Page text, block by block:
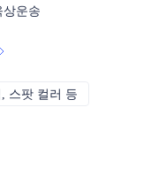
상운송
스팟 컬러 등